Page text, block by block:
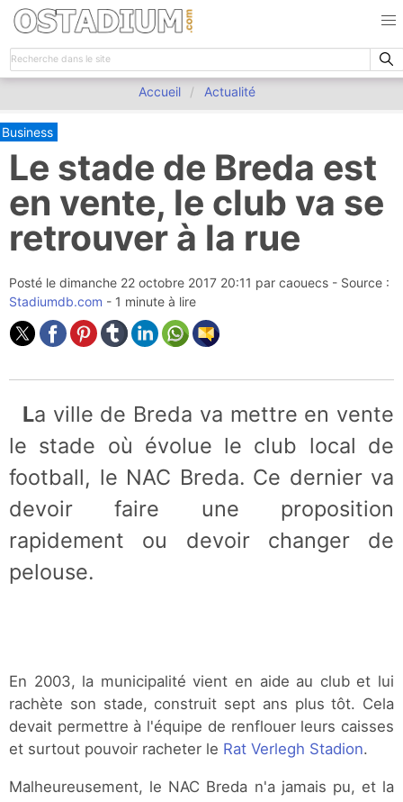
Accueil Actualité
Business
Le stade de Breda est
en vente, le club va se
retrouver à la rue
Posté le dimanche 22 octobre 2017 20:11 par caouecs - Source :
Stadiumdb.com - 1 minute à lire
La ville de Breda va mettre en vente
le stade où évolue le club local de
football, le NAC Breda. Ce dernier va
devoir faire une proposition
rapidement ou devoir changer de
pelouse.
En 2003, la municipalité vient en aide au club et lui
rachète son stade, construit sept ans plus tôt. Cela
devait permettre à l'équipe de renflouer leurs caisses
et surtout pouvoir racheter le Rat Verlegh Stadion.
Malheureusement, le NAC Breda n'a jamais pu, et la